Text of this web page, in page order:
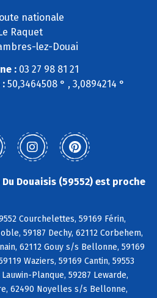
nationale
Le Raquet
lez-Douai
:03 27 98 81 21
: 50,3464508 ° , 3,0894214 °
Douaisis (59552) est proche
Courchelettes, 59169 Férin,
59187 Dechy, 62112 Corbehem,
62112 Gouy s/s Bellonne, 59169
Waziers, 59169 Cantin, 59553
Planque, 59287 Lewarde,
62490 Noyelles s/s Bellonne,